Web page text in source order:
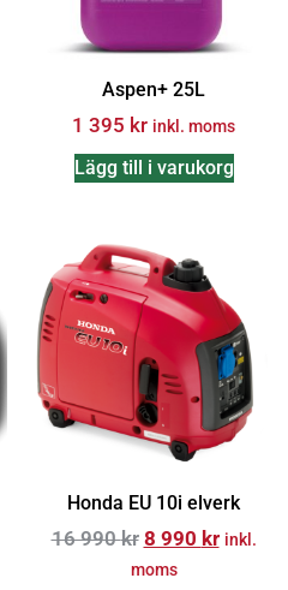
Aspen+ 25L
1 395 kr inkl. moms
Lägg till i varukorg
Honda EU 10i elverk
16 990kr 8 990 kr inkl.
moms